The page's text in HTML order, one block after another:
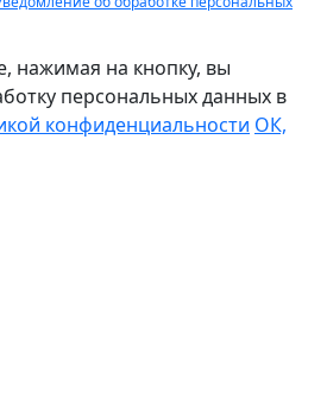
нажимая на кнопку, вы
персональных данных в
конфиденциальности ОК,